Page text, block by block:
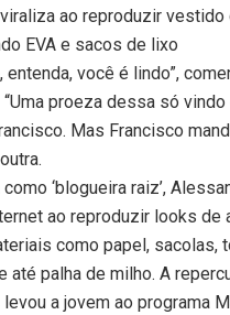
ao reproduzir vestido
EVA e sacos de lixo
entenda, você é lindo”,
“Uma proeza dessa só
Mas Francisco
‘blogueira raiz’,
ao reproduzir looks de
como papel, sacolas,
até palha de milho. A
a jovem ao programa